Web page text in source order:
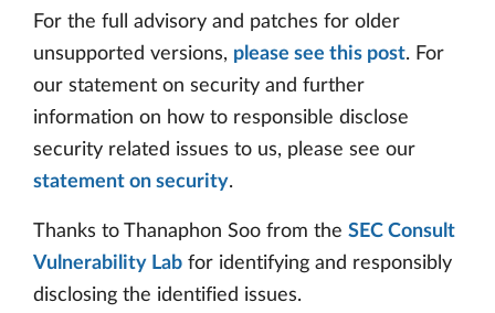
For the full advisory and patches for older
unsupported versions, please see this post. For
our statement on security and further
information on how to responsible disclose
security related issues to us, please see our
statement on security.
Thanks to Thanaphon Soo from the SEC Consult
Vulnerability Lab for identifying and responsibly
disclosing the identified issues.